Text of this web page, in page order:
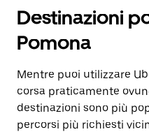
Destinazioni
Pomona
Mentre puoi utilizzare
corsa praticamente
destinazioni sono più
percorsi più richiesti